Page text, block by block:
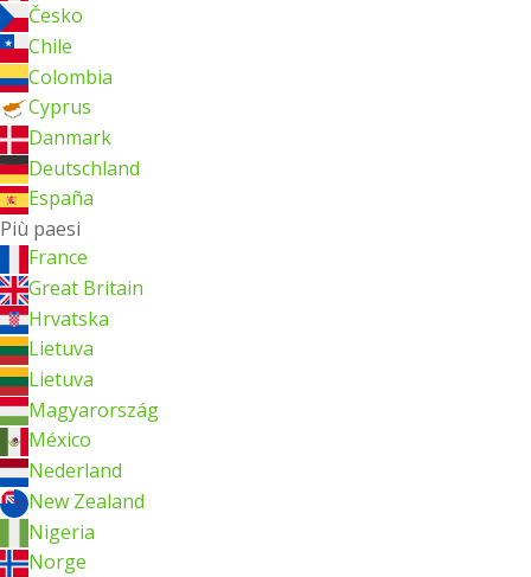
Česko
Chile
Colombia
Cyprus
Danmark
Deutschland
España
Più paesi
France
Great Britain
Hrvatska
Lietuva
Lietuva
Magyarország
México
Nederland
New Zealand
Nigeria
Norge